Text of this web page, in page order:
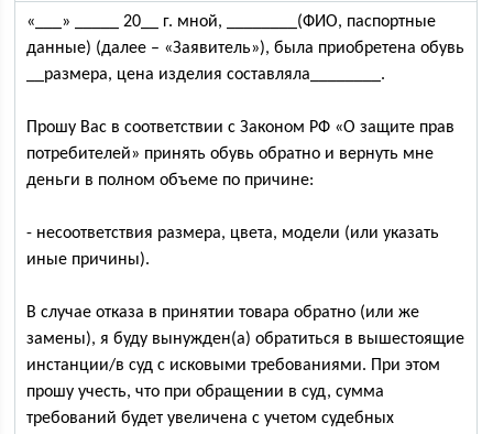
«___» _____ 20__ г. мной, ________(ФИО, паспортные
данные) (далее – «Заявитель»), была приобретена обувь
__размера, цена изделия составляла________.
Прошу Вас в соответствии с Законом РФ «О защите прав
потребителей» принять обувь обратно и вернуть мне
деньги в полном объеме по причине:
- несоответствия размера, цвета, модели (или указать
иные причины).
В случае отказа в принятии товара обратно (или же
замены), я буду вынужден(а) обратиться в вышестоящие
инстанции/в суд с исковыми требованиями. При этом
прошу учесть, что при обращении в суд, сумма
требований будет увеличена с учетом судебных